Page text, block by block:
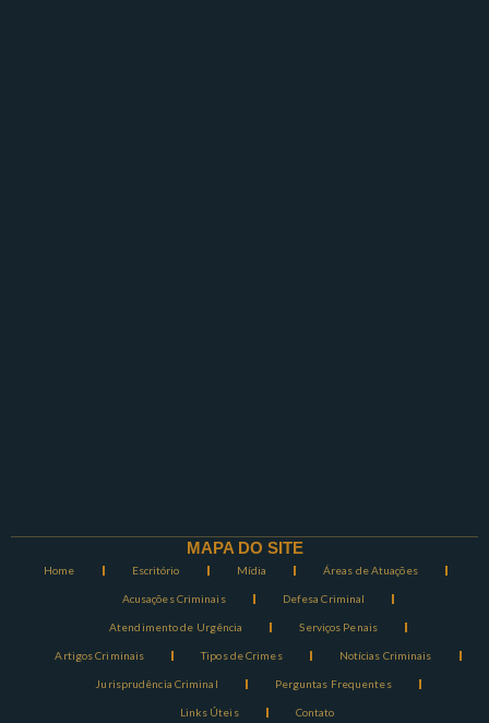
MAPA DO SITE
Home Escritório Mídia Áreas de Atuações
Acusações Criminais Defesa Criminal
Atendimento de Urgência Serviços Penais
Artigos Criminais Tipos de Crimes Notícias Criminais
Jurisprudência Criminal Perguntas Frequentes
Links Úteis Contato